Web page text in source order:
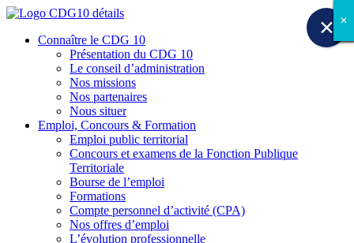
Connaître le CDG 10
Présentation du CDG 10
Le conseil d’administration
Nos missions
Nos partenaires
Nous situer
Emploi, Concours & Formation
Emploi public territorial
Concours et examens de la Fonction Publique
Territoriale
Bourse de l’emploi
Formations
Compte personnel d’activité (CPA)
Nos offres d’emploi
L’évolution professionnelle
✕ ✕
✕
✕
✕
✕
✕
✕
✕